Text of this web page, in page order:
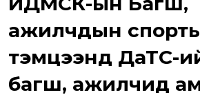
ажилчдын
тэмцээнд ДаТС-
багш, ажилчид